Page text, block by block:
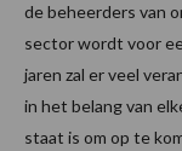
de beheerders van
sector wordt voor
jaren zal er veel
in het belang van
staat is om op te